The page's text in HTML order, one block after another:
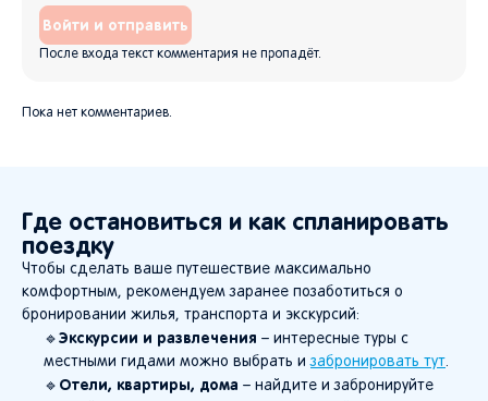
Войти и отправить
После входа текст комментария не пропадёт.
Пока нет комментариев.
Где остановиться и как спланировать
поездку
Чтобы сделать ваше путешествие максимально
комфортным, рекомендуем заранее позаботиться о
бронировании жилья, транспорта и экскурсий:
🔹 Экскурсии и развлечения – интересные туры с
местными гидами можно выбрать и забронировать тут.
🔹 Отели, квартиры, дома – найдите и забронируйте